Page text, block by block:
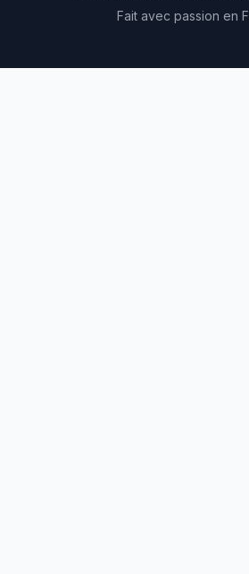
Fait avec passion en